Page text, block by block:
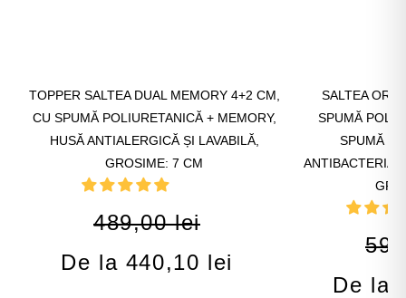
TOPPER SALTEA DUAL MEMORY 4+2 CM,
CU SPUMĂ POLIURETANICĂ + MEMORY,
HUSĂ ANTIALERGICĂ ȘI LAVABILĂ,
GROSIME: 7 CM
489,00 lei
De la 440,10 lei
SALTEA
SPUMĂ
SPUMĂ
De la